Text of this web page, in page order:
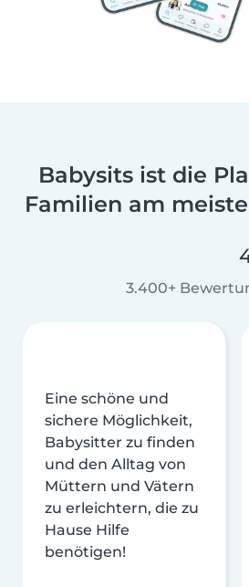
Babysits ist die
Familien am
3.400+
Eine schöne und
sichere Möglichkeit,
Babysitter zu finden
und den Alltag von
Müttern und Vätern
zu erleichtern, die zu
Hause Hilfe
benötigen!